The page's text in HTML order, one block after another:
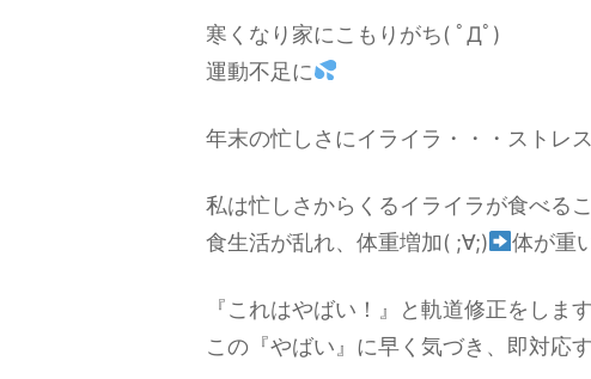
寒くなり家にこもりがち( ﾟДﾟ)
運動不足に
年末の忙しさにイライラ・・・ストレ
私は忙しさからくるイライラが食べる
食生活が乱れ、体重増加( ;∀;)
体が重
『これはやばい！』と軌道修正をします
この『やばい』に早く気づき、即対応